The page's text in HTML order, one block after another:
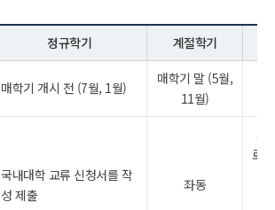
정규학기 계절학기
매학기 개시 전 (7월, 1월)
매학기 말 (5월,
11월)
국내대학 교류 신청서를 작
성 제출
좌동
포
로